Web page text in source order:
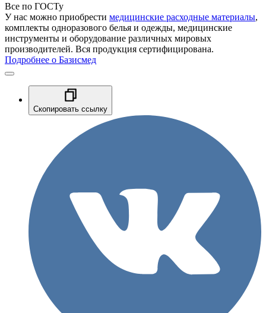
Все по ГОСТу
У нас можно приобрести медицинские расходные материалы,
комплекты одноразового белья и одежды, медицинские
инструменты и оборудование различных мировых
производителей. Вся продукция сертифицирована.
Подробнее о Базисмед
Скопировать ссылку